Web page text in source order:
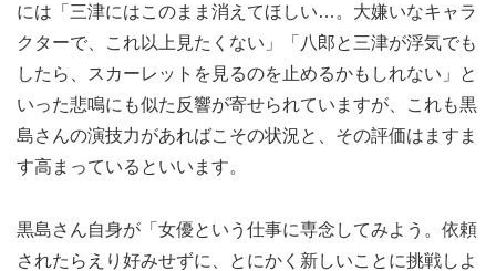
には「三津にはこのまま消えてほしい…。大嫌いなキャラ
クターで、これ以上見たくない」「八郎と三津が浮気でも
したら、スカーレットを見るのを止めるかもしれない」と
いった悲鳴にも似た反響が寄せられていますが、これも黒
島さんの演技力があればこその状況と、その評価はますま
す高まっているといいます。
黒島さん自身が「女優という仕事に専念してみよう。依頼
されたらえり好みせずに、とにかく新しいことに挑戦しよ